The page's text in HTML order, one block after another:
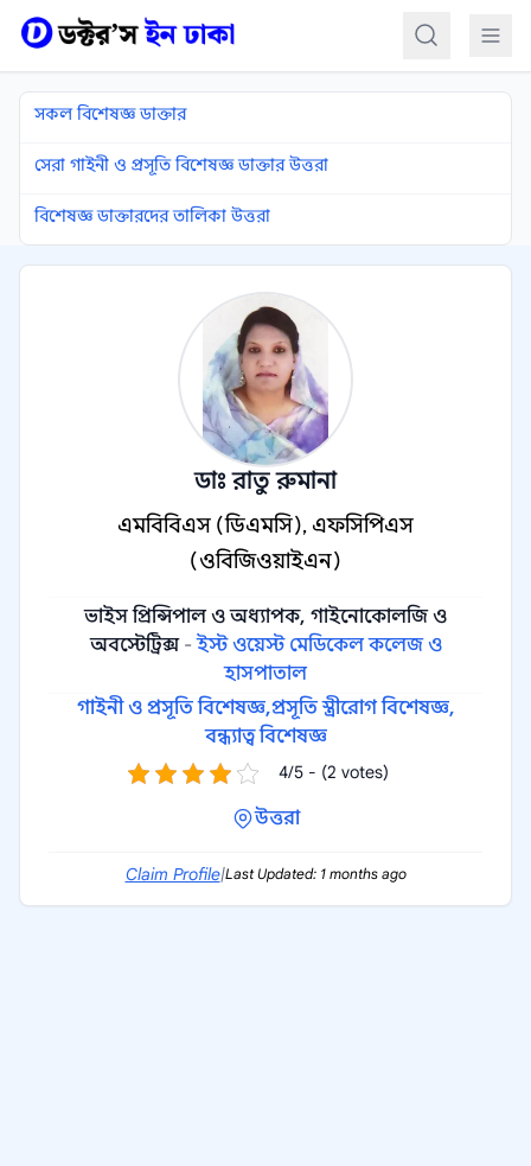
সকল বিশেষজ্ঞ ডাক্তার
সেরা গাইনী ও প্রসূতি বিশেষজ্ঞ ডাক্তার উত্তরা
বিশেষজ্ঞ ডাক্তারদের তালিকা উত্তরা
ডাঃ রাতু রুমানা
এমবিবিএস (ডিএমসি), এফসিপিএস
(ওবিজিওয়াইএন)
ভাইস প্রিন্সিপাল ও অধ্যাপক, গাইনোকোলজি ও
অবস্টেট্রিক্স -ইস্ট ওয়েস্ট মেডিকেল কলেজ ও
হাসপাতাল
গাইনী ও প্রসূতি বিশেষজ্ঞ,প্রসূতি স্ত্রীরোগ বিশেষজ্ঞ,
বন্ধ্যাত্ব বিশেষজ্ঞ
4/5 - (2 votes)
উত্তরা
Claim Profile|Last Updated: 1 months ago